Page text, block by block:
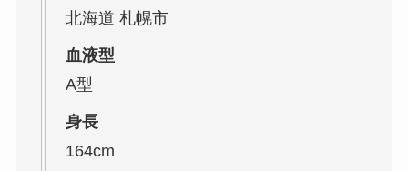
北海道 札幌市
血液型
A型
身長
164cm